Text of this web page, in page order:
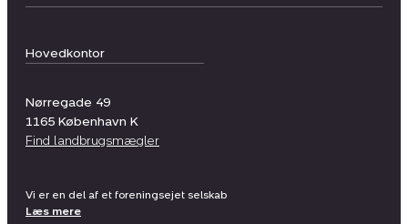
Hovedkontor
Nørregade 49
1165 København K
Find landbrugsmægler
Vi er en del af et foreningsejet selskab
Læs mere